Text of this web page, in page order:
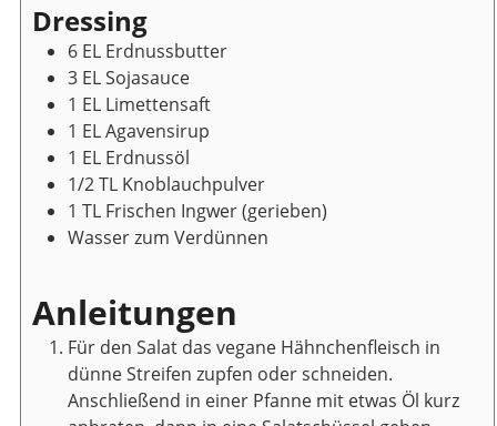
Dressing
6 EL Erdnussbutter
3 ELSojasauce
1 EL Limettensaft
1 ELAgavensirup
1 EL Erdnussöl
1/2TL Knoblauchpulver
1 TL Frischen Ingwer(gerieben)
Wasser zum Verdünnen
Anleitungen
Für den Salat das vegane Hähnchenfleisch in
dünne Streifen zupfen oder schneiden.
Anschließend in einer Pfanne mit etwas Öl kurz